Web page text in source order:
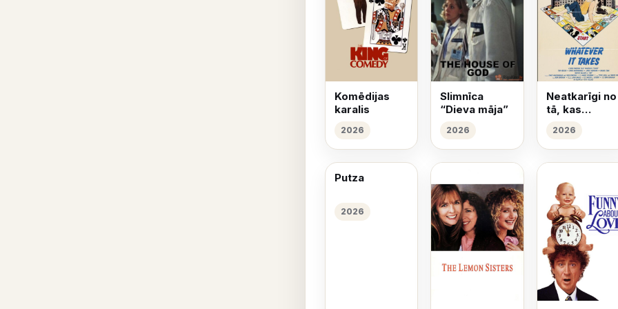
Komēdijas
karalis
2026
Slimnīca
“Dieva māja”
2026
Neatkarīgi no
tā, kas
2026
Putza
2026